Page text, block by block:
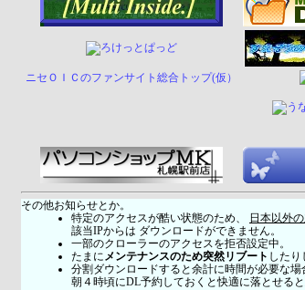
ニセＯＩＣのファンサイト総合トップ(仮）
その他お知らせとか。
特定のアクセスが酷い状態のため、
日本以外
該当IPからは ダウンロードができません。
一部のクローラーのアクセスを拒否設定中。
たまにメンテナンスのため突然リブート した
分割ダウンロードすると余計に時間が必要な場
朝４時頃にDL予約しておくと快適に落とせると